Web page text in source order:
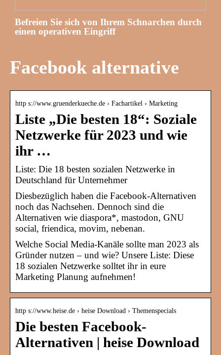
Befreien Sie sich von Ihrem Schnarchen durch
einen operativen Eingriff
Facebook alternative
http s://www.gruenderkueche.de › Fachartikel › Marketing
Liste „Die besten 18“: Soziale
Netzwerke für 2023 und wie
ihr …
Liste: Die 18 besten sozialen Netzwerke in
Deutschland für Unternehmer
Diesbezüglich haben die Facebook-Alternativen
noch das Nachsehen. Dennoch sind die
Alternativen wie diaspora*, mastodon, GNU
social, friendica, movim, nebenan.
Welche Social Media-Kanäle sollte man 2023 als
Gründer nutzen – und wie? Unsere Liste: Diese
18 sozialen Netzwerke solltet ihr in eure
Marketing Planung aufnehmen!
http s://www.heise.de › heise Download › Themenspecials
Die besten Facebook-
Alternativen | heise Download